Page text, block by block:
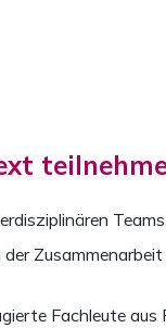
Fachleute aus